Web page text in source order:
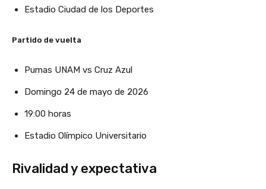
Estadio Ciudad de los Deportes
Partido de vuelta
Pumas UNAM vs Cruz Azul
Domingo 24 de mayo de 2026
19:00 horas
Estadio Olímpico Universitario
Rivalidad y expectativa